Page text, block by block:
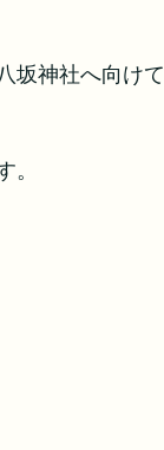
坂神社へ向けて